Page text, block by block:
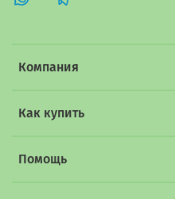
Компания
Как купить
Помощь